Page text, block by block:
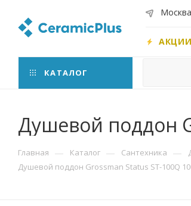
Москва
АКЦИИ
КАТАЛОГ
Душевой поддон
Главная — Каталог — Сантехника —
Душевой поддон Grossman Status ST-100Q